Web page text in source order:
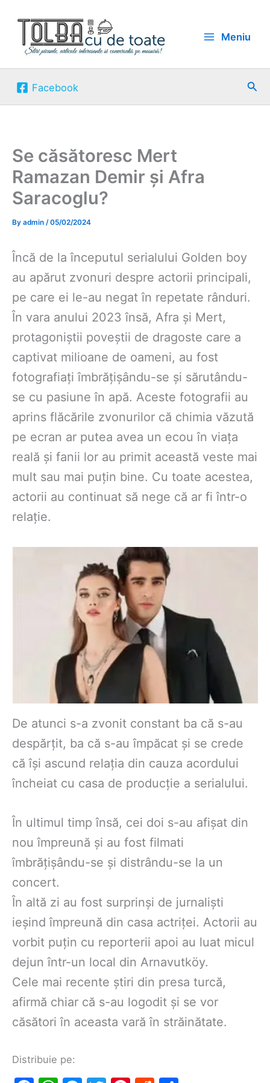
content
Meniu
Facebook
Se căsătoresc Mert
Ramazan Demir și Afra
Saracoglu?
By admin /05/02/2024
Încă de la începutul serialului Golden boy
au apărut zvonuri despre actorii principali,
pe care ei le-au negat în repetate rânduri.
În vara anului 2023 însă, Afra și Mert,
protagoniștii poveștii de dragoste care a
captivat milioane de oameni, au fost
fotografiați îmbrățișându-se și sărutându-
se cu pasiune în apă. Aceste fotografii au
aprins flăcările zvonurilor că chimia văzută
pe ecran ar putea avea un ecou în viața
reală și fanii lor au primit această veste mai
mult sau mai puțin bine. Cu toate acestea,
actorii au continuat să nege că ar fi într-o
relație.
De atunci s-a zvonit constant ba că s-au
despărțit, ba că s-au împăcat și se crede
că își ascund relația din cauza acordului
încheiat cu casa de producție a serialului.
În ultimul timp însă, cei doi s-au afișat din
nou împreună și au fost filmati
îmbrățișându-se și distrându-se la un
concert.
În altă zi au fost surprinși de jurnaliști
ieșind împreună din casa actriței. Actorii au
vorbit puțin cu reporterii apoi au luat micul
dejun într-un local din Arnavutköy.
Cele mai recente știri din presa turcă,
afirmă chiar că s-au logodit și se vor
căsători în aceasta vară în străinătate.
Distribuie pe: